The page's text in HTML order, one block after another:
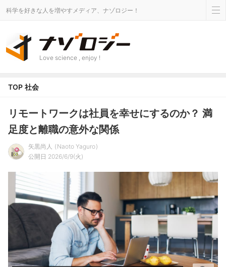
科学を好きな人を増やすメディア、ナゾロジー！
Love science , enjoy !
TOP 社会
リモートワークは社員を幸せにするのか？ 満
足度と離職の意外な関係
矢黒尚人
Naoto Yaguro
公開日 2026/6/9(火)